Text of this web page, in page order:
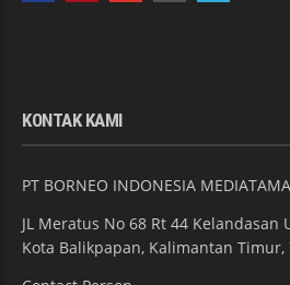
KONTAK KAMI
PT BORNEO INDONESIA MEDIATAMA
JL Meratus No 68 Rt 44 Kelandasan
Kota Balikpapan, Kalimantan Timur,